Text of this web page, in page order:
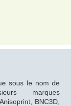
sous le nom de
marques
BNC3D,